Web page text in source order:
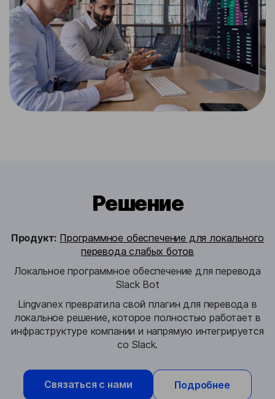
Решение
Продукт: Программное обеспечение для локального
перевода слабых ботов
Локальное программное обеспечение для перевода
Slack Bot
Lingvanex превратила свой плагин для перевода в
локальное решение, которое полностью работает в
инфраструктуре компании и напрямую интегрируется
со Slack.
Связаться с нами Подробнее